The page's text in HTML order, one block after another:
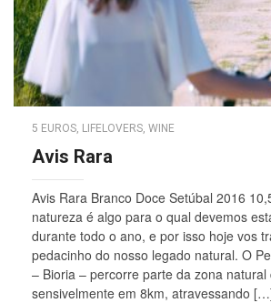
5 EUROS LIFELOVERS WINE
Avis Rara
Avis Rara Branco Doce Setúbal 2016
natureza é algo para o qual devemos
durante todo o ano, e por isso hoje vos
pedacinho do nosso legado natural. O
– Bioria – percorre parte da zona natural
sensivelmente em 8km, atravessando